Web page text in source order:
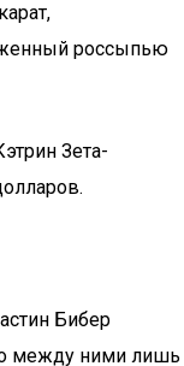
россыпью
Зета-
Бибер
между ними лишь